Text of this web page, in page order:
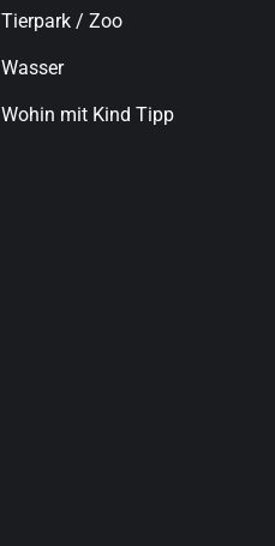
Tierpark / Zoo
Wasser
Wohin mit Kind Tipp